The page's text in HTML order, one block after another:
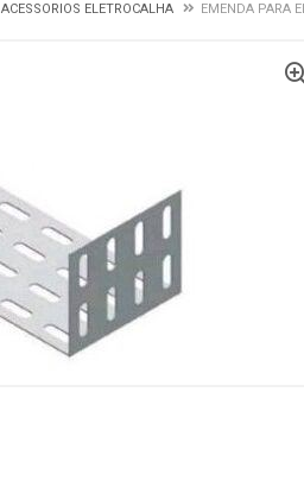
ACESSORIOS ELETROCALHA EMENDA PARA